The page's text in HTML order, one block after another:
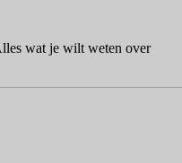
wat je wilt weten over